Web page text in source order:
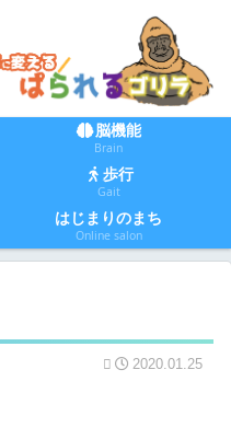
脳機能
Brain
歩行
Gait
はじまりのまち
Online salon
2020.01.25